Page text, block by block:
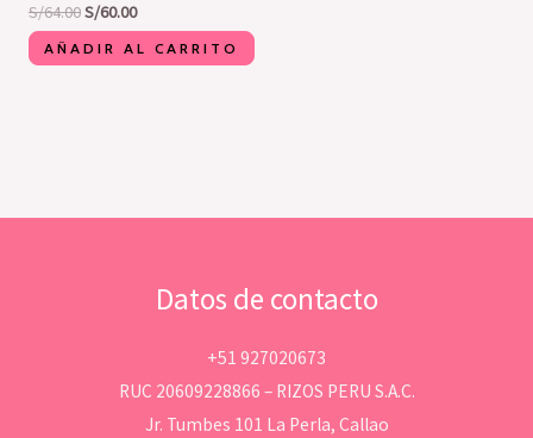
S/64.00S/60.00
AÑADIR AL CARRITO
Datos de contacto
+51 927020673
RUC 20609228866 – RIZOS PERU S.A.C.
Jr. Tumbes 101 La Perla, Callao